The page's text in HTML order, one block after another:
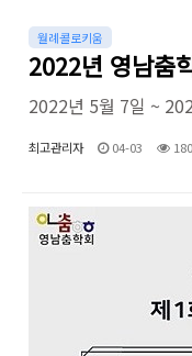
월례콜로키움
2022년 영남춤
2022년 5월 7일 ~
최고관리자 04-03